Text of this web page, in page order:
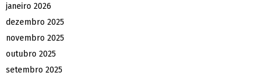
janeiro 2026
dezembro 2025
novembro 2025
outubro 2025
setembro 2025